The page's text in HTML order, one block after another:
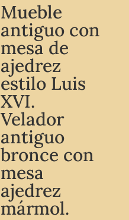
Mueble
antiguo con
mesa de
ajedrez
estilo Luis
XVI.
Velador
antiguo
bronce con
mesa
ajedrez
mármol.